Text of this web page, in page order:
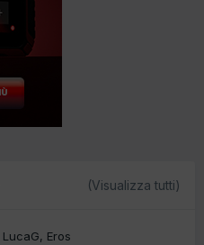
(Visualizza tutti)
LucaG Eros